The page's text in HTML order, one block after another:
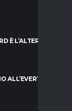
È L’ALTERNATIVA
ALL’EVERTON